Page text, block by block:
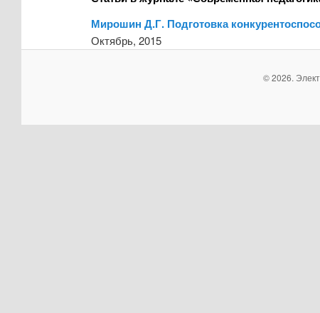
Мирошин Д.Г. Подготовка
Октябрь, 2015
© 2026.